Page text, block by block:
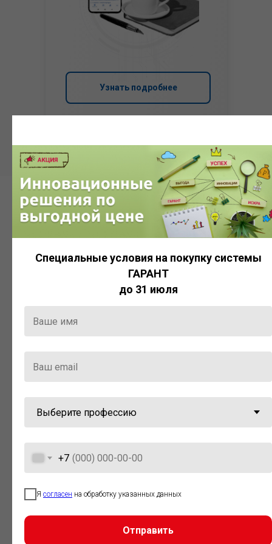
Узнать подробнее
Компания «Гарант» стала
победителем премии «Время
Система
ГАРАНТ
Актуальная правовая информация
и инструменты для максимально
эффективной работы с ней.
Специальные условия на покупку системы
ГАРАНТ
до 31 июля
+7
Я согласен на обработку указанных данных
Отправить